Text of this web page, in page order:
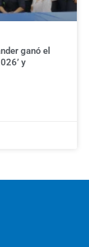
ganó el
y